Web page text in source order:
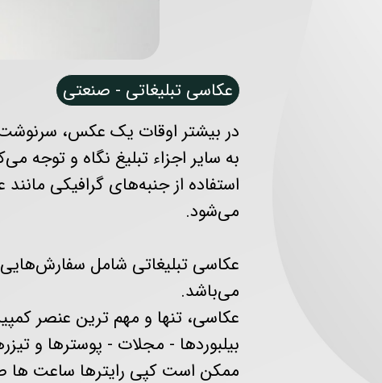
در بیشتر اوقات یک عکس، سرنوشت
به سایر اجزاء تبلیغ نگاه و توجه
استفاده از جنبه‌های گرافیکی
می‌شود.
عکاسی تبلیغاتی شامل
می‌باشد.
عکاسی، تنها و مهم ‌ترین عنصر
بیلبوردها - مجلات - پوسترها و
ممکن است کپی‌ رایترها ساعت‌ ها
عکاسی تبلیغاتی - صنعتی